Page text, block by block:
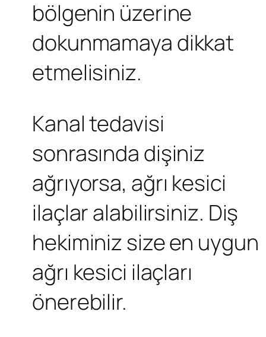
bölgenin üzerine
dokunmamaya dikkat
etmelisiniz.
Kanal tedavisi
sonrasında dişiniz
ağrıyorsa, ağrı kesici
ilaçlar alabilirsiniz. Diş
hekiminiz size en uygun
ağrı kesici ilaçları
önerebilir.